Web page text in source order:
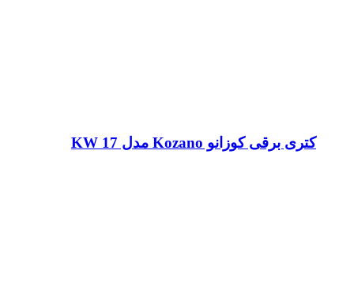
کتری برقی کوزانو Kozano مدل KW 17